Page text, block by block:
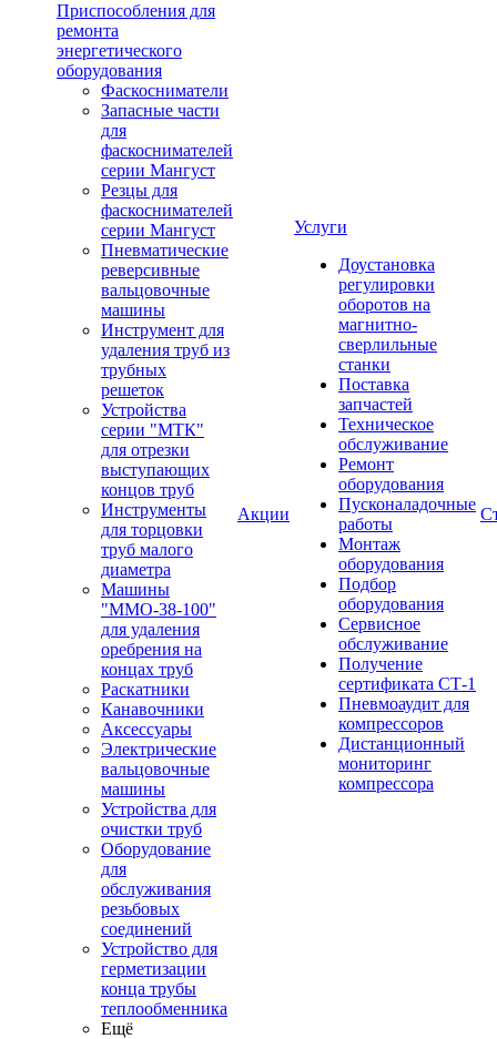
Приспособления для
ремонта
энергетического
оборудования
Фаскосниматели
Запасные части
для
фаскоснимателей
серии Мангуст
Резцы для
фаскоснимателей
серии Мангуст
Пневматические
реверсивные
вальцовочные
машины
Инструмент для
удаления труб из
трубных
решеток
Устройства
серии "МТК"
для отрезки
выступающих
концов труб
Инструменты
для торцовки
труб малого
диаметра
Машины
"ММО-38-100"
для удаления
оребрения на
концах труб
Раскатники
Канавочники
Аксессуары
Электрические
вальцовочные
машины
Устройства для
очистки труб
Оборудование
для
обслуживания
резьбовых
соединений
Устройство для
герметизации
конца трубы
теплообменника
Ещё
Акции
Услуги
Доустановка
регулировки
оборотов на
магнитно-
сверлильные
станки
Поставка
запчастей
Техническое
обслуживание
Ремонт
оборудования
Пусконаладочные
работы
Монтаж
оборудования
Подбор
оборудования
Сервисное
обслуживание
Получение
сертификата СТ-1
Пневмоаудит для
компрессоров
Дистанционный
мониторинг
компрессора